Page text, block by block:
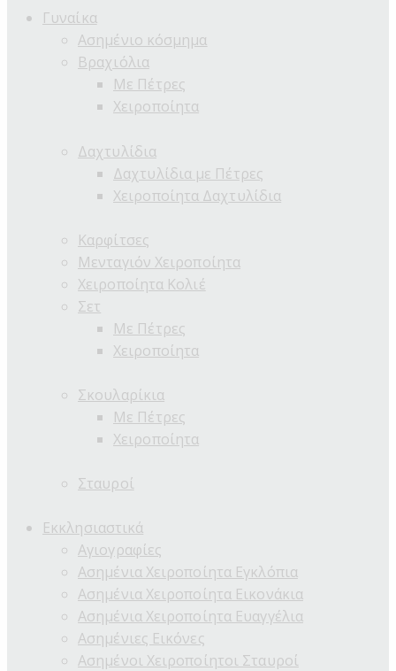
Γυναίκα
Ασημένιο κόσμημα
Βραχιόλια
Με Πέτρες
Χειροποίητα
Δαχτυλίδια
Δαχτυλίδια με Πέτρες
Χειροποίητα Δαχτυλίδια
Καρφίτσες
Μενταγιόν Χειροποίητα
Χειροποίητα Κολιέ
Σετ
Με Πέτρες
Χειροποίητα
Σκουλαρίκια
Με Πέτρες
Χειροποίητα
Σταυροί
Εκκλησιαστικά
Αγιογραφίες
Ασημένια Χειροποίητα Εγκλόπια
Ασημένια Χειροποίητα Εικονάκια
Ασημένια Χειροποίητα Ευαγγέλια
Ασημένιες Εικόνες
Ασημένοι Χειροποίητοι Σταυροί